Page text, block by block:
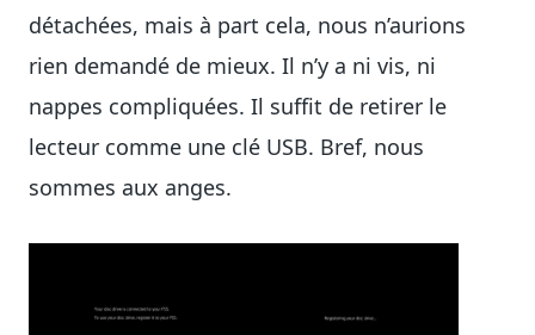
détachées, mais à part cela, nous n’aurions
rien demandé de mieux. Il n’y a ni vis, ni
nappes compliquées. Il suffit de retirer le
lecteur comme une clé USB. Bref, nous
sommes aux anges.